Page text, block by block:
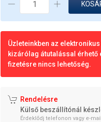
Üzleteinkben az
kizárólag átutalással érhető
fizetésre nincs lehetőség.
Rendelésre
Külső beszállítónál
Érdeklődj telefonon vagy e-